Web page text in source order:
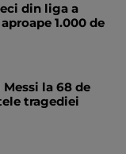
din liga a
1.000 de
la 68 de
tragediei